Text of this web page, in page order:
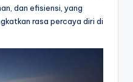
dan efisiensi, yang
rasa percaya diri di